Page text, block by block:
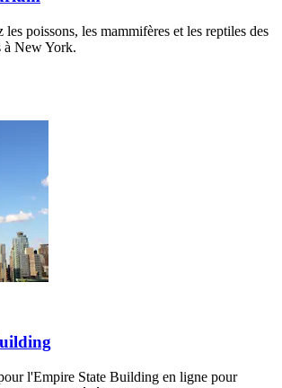
les poissons, les mammifères et les reptiles des
à New York.
l'Empire State Building en ligne pour